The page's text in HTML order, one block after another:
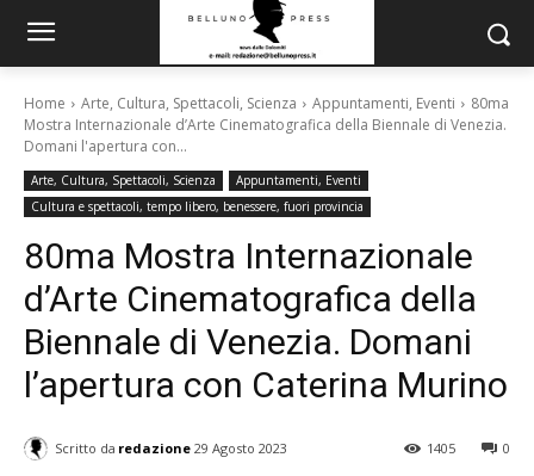
Home Arte, Cultura, Spettacoli, Scienza Appuntamenti, Eventi
80ma
Mostra Internazionale d’Arte Cinematografica della Biennale di Venezia.
Domani l'apertura con...
Arte, Cultura, Spettacoli, Scienza
Appuntamenti, Eventi
Cultura e spettacoli, tempo libero, benessere, fuori provincia
80ma Mostra Internazionale
d’Arte Cinematografica della
Biennale di Venezia. Domani
l’apertura con Caterina Murino
Scritto da redazione 29 Agosto 2023 0
1405